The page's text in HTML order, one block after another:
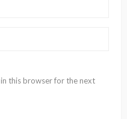
this browser for the next